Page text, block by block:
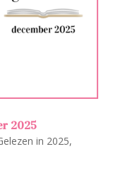
2025
in 2025,